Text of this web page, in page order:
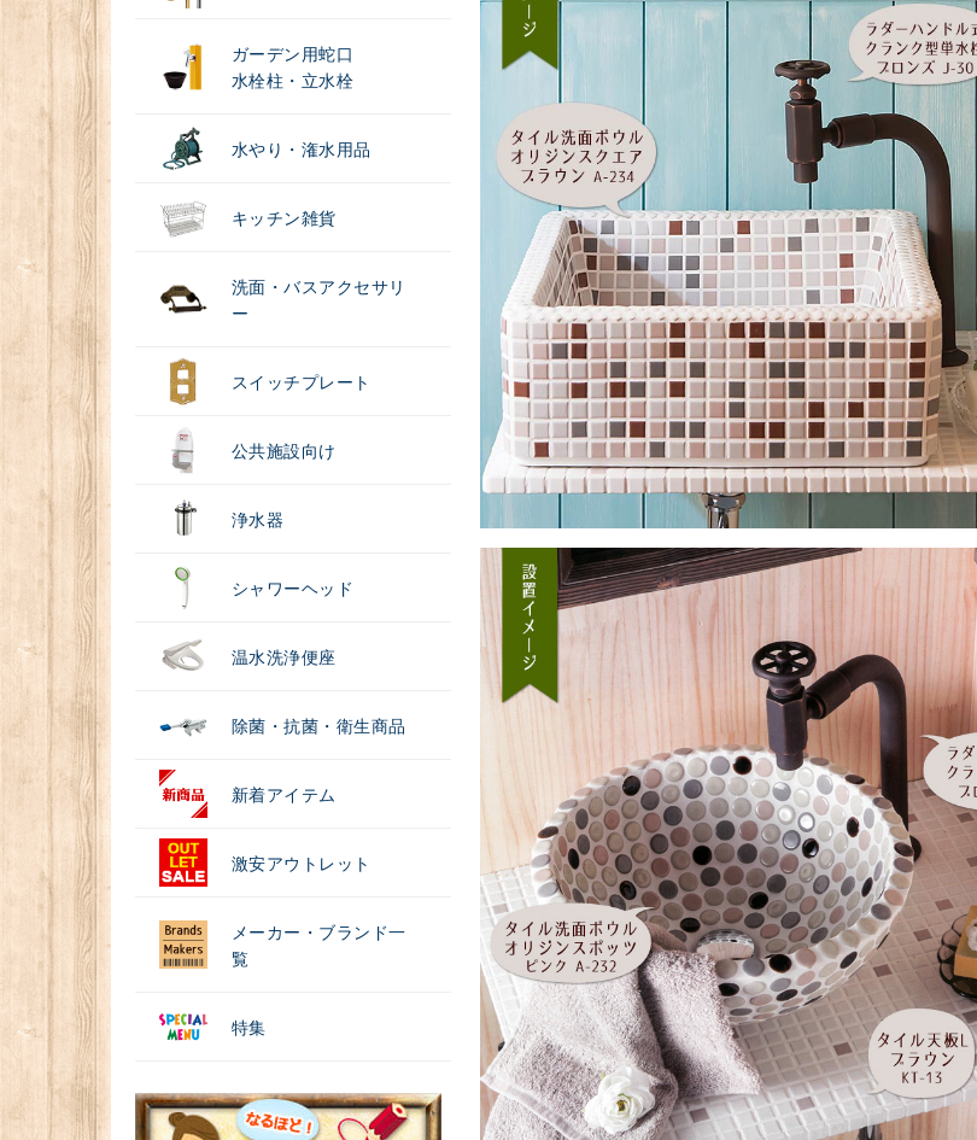
ガーデン用蛇口
水栓柱・立水栓
水やり・潅水用品
キッチン雑貨
洗面・バスアクセサリ
ー
スイッチプレート
公共施設向け
浄水器
シャワーヘッド
温水洗浄便座
除菌・抗菌・衛生商品
新着アイテム
激安アウトレット
メーカー・ブランド一
覧
特集